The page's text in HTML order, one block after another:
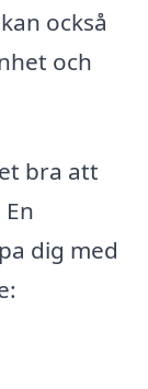
också
och
bra att
dig med